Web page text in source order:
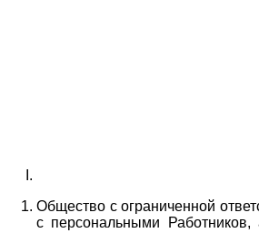
Общество с ограниченной
с персональными Работников,